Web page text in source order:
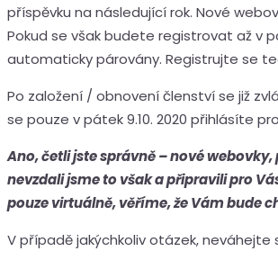
příspěvku na následující rok. Nové
Pokud se však budete registrovat až v
automaticky párovány. Registrujte se
Po založení / obnovení členství se již
se pouze v pátek 9.10. 2020 přihlásíte
Ano, četli jste správně – nové
nevzdali jsme to však a připravili pro
pouze virtuálně, věříme, že Vám bude
V případě jakýchkoliv otázek,